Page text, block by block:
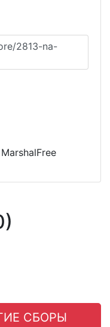
2813-na-
СБОРЫ